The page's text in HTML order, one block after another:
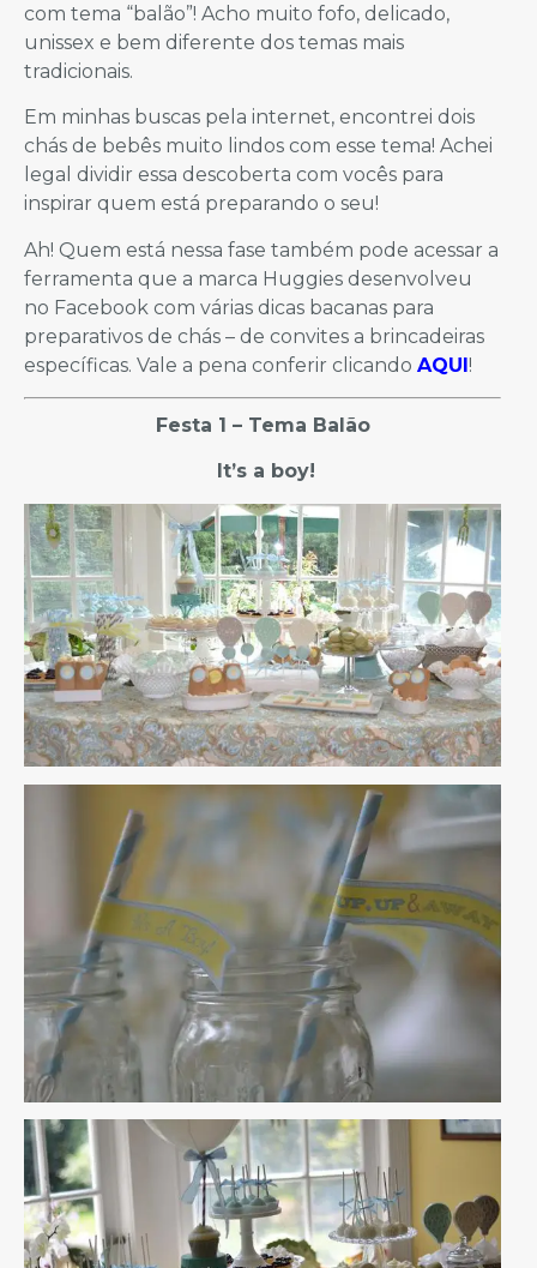
com tema “balão”! Acho muito fofo, delicado,
unissex e bem diferente dos temas mais
tradicionais.
Em minhas buscas pela internet, encontrei dois
chás de bebês muito lindos com esse tema! Achei
legal dividir essa descoberta com vocês para
inspirar quem está preparando o seu!
Ah! Quem está nessa fase também pode acessar a
ferramenta que a marca Huggies desenvolveu
no Facebook com várias dicas bacanas para
preparativos de chás – de convites a brincadeiras
específicas. Vale a pena conferir clicando AQUI!
Festa 1 – Tema Balão
It’s a boy!